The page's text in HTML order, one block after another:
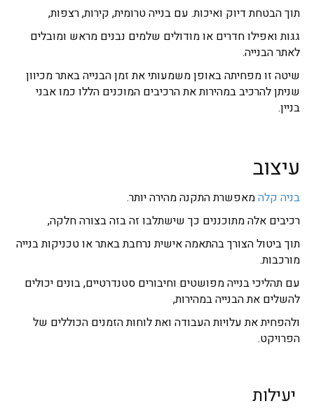
תוך הבטחת דיוק ואיכות. עם בנייה טרומית, קירות, רצפות,
גגות ואפילו חדרים או מודולים שלמים נבנים מראש ומובלים
לאתר הבנייה.
שיטה זו מפחיתה באופן משמעותי את זמן הבנייה באתר מכיוון
שניתן להרכיב במהירות את הרכיבים המוכנים הללו כמו אבני
בניין.
עיצוב
בניה קלהמאפשרת התקנה מהירה יותר.
רכיבים אלה מתוכננים כך שישתלבו זה בזה בצורה חלקה,
תוך ביטול הצורך בהתאמה אישית נרחבת באתר או טכניקות בנייה
מורכבות.
עם תהליכי בנייה מפושטים וחיבורים סטנדרטיים, בונים יכולים
להשלים את הבנייה במהירות,
ולהפחית את עלויות העבודה ואת לוחות הזמנים הכוללים של
הפרויקט.
יעילות